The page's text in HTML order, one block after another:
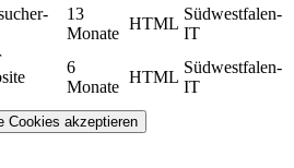
13
Monate
HTML
Südwestfalen-
IT
6
Monate
HTML
Südwestfalen-
IT
Cookies akzeptieren